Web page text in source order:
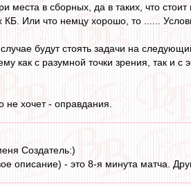
места в сборных, да в таких, что
КБ. Или что немцу хорошо, то ......
будут стоять задачи на
как с разумной точки зрения, так и
не хочет - оправдания.
Создатель:)
описание) - это 8-я минута матча.